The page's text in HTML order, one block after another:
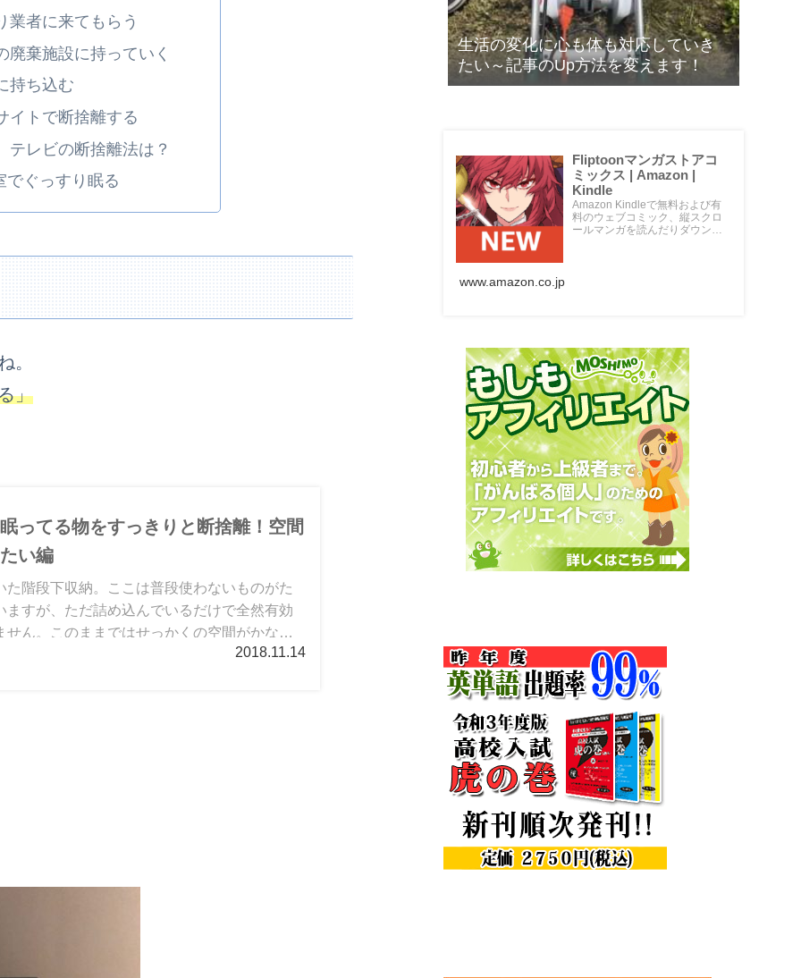
者に来てもらう
棄施設に持っていく
持ち込む
トで断捨離する
テレビの断捨離法は？
でぐっすり眠る
。
」
ってる物をすっきりと断捨離！空間
い編
た階段下収納。ここは普段使わないものがた
ますが、ただ詰め込んでいるだけで全然有効
せん。このままではせっかくの空間がかなり
こで、普段でも使えるように考えて片付けよ
2018.11.14
生活の変化に心も体も対応していき
たい～記事のUp方法を変えます！
Fliptoonマンガストアコ
ミックス | Amazon |
Kindle
Amazon Kindleで無料および有
料のウェブコミック、縦スクロ
ールマンガを読んだりダウンロ
www.amazon.co.jp